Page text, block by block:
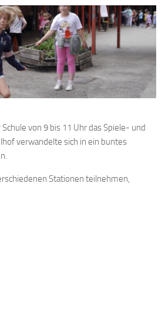
von 9 bis 11 Uhr das Spiele- und
verwandelte sich in ein buntes
Stationen teilnehmen,